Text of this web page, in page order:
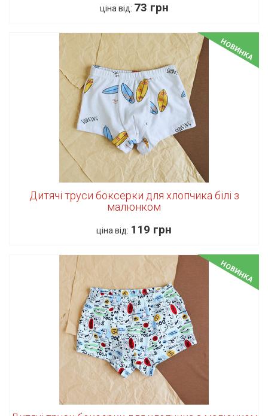
ціна від: 73 грн
НОВИНКА
Дитячі труси боксерки для хлопчика білі з
малюнком
ціна від: 119 грн
НОВИНКА